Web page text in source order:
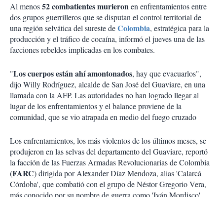
Al menos52 combatientes murieronen enfrentamientos entre
dos grupos guerrilleros que se disputan el control territorial de
una región selvática del sureste deColombia, estratégica para la
producción y el tráfico de cocaína, informó el jueves una de las
facciones rebeldes implicadas en los combates.
"Los cuerpos están ahí amontonados, hay que evacuarlos",
dijo Willy Rodríguez, alcalde de San José del Guaviare, en una
llamada con la AFP. Las autoridades no han logrado llegar al
lugar de los enfrentamientos y el balance proviene de la
comunidad, que se vio atrapada en medio del fuego cruzado
Los enfrentamientos, los más violentos de los últimos meses, se
produjeron en las selvas del departamento del Guaviare, reportó
la facción de las Fuerzas Armadas Revolucionarias de Colombia
(FARC) dirigida por Alexander Díaz Mendoza, alias 'Calarcá
Córdoba', que combatió con el grupo de Néstor Gregorio Vera,